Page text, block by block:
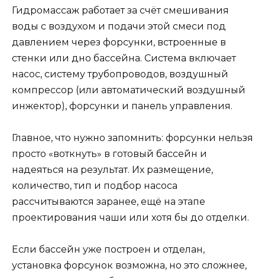
Гидромассаж работает за счёт смешивания
воды с воздухом и подачи этой смеси под
давлением через форсунки, встроенные в
стенки или дно бассейна. Система включает
насос, систему трубопроводов, воздушный
компрессор (или автоматический воздушный
инжектор), форсунки и панель управления.
Главное, что нужно запомнить: форсунки нельзя
просто «воткнуть» в готовый бассейн и
надеяться на результат. Их размещение,
количество, тип и подбор насоса
рассчитываются заранее, ещё на этапе
проектирования чаши или хотя бы до отделки.
Если бассейн уже построен и отделан,
установка форсунок возможна, но это сложнее,